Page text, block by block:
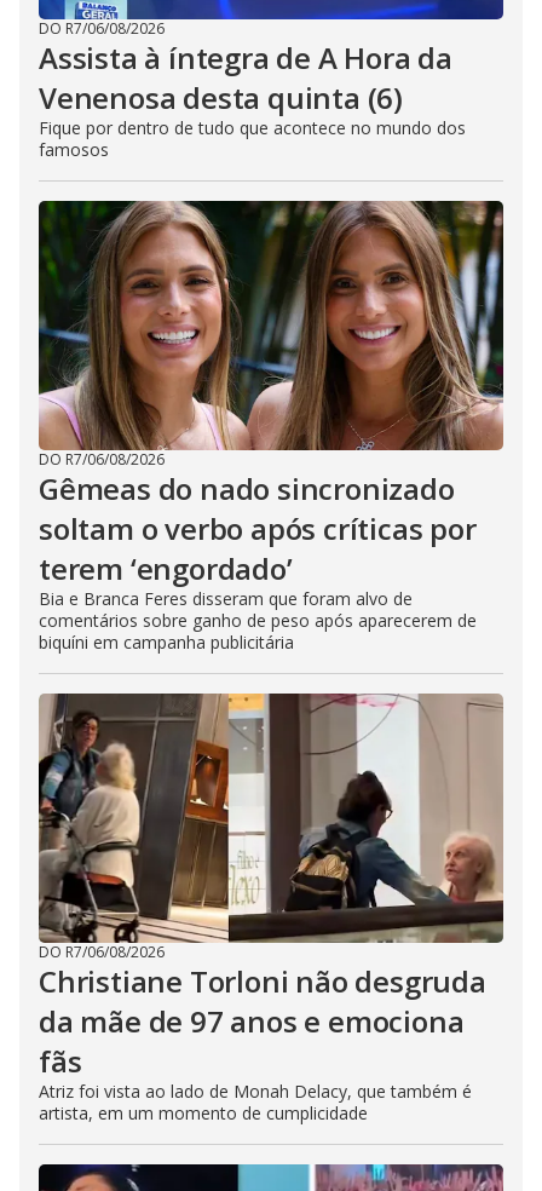
DO R7/06/08/2026
Assista à íntegra de A Hora da
Venenosa desta quinta (6)
Fique por dentro de tudo que acontece no mundo dos
famosos
DO R7/06/08/2026
Gêmeas do nado sincronizado
soltam o verbo após críticas por
terem ‘engordado’
Bia e Branca Feres disseram que foram alvo de
comentários sobre ganho de peso após aparecerem de
biquíni em campanha publicitária
DO R7/06/08/2026
Christiane Torloni não desgruda
da mãe de 97 anos e emociona
fãs
Atriz foi vista ao lado de Monah Delacy, que também é
artista, em um momento de cumplicidade